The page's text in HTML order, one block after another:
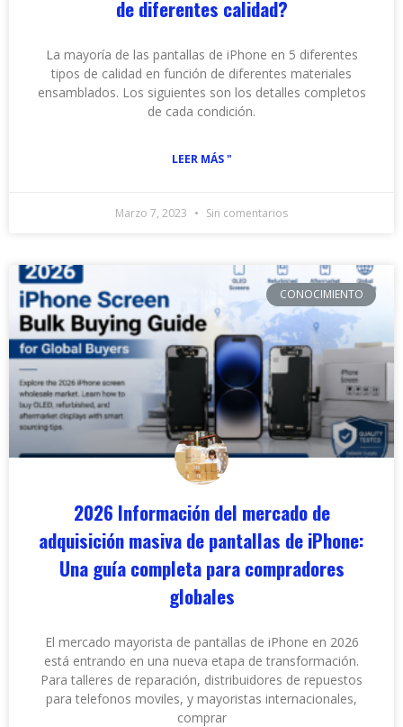
de diferentes calidad?
La mayoría de las pantallas de iPhone en 5 diferentes
tipos de calidad en función de diferentes materiales
ensamblados. Los siguientes son los detalles completos
de cada condición.
LEER MÁS "
Marzo 7, 2023 Sin comentarios
CONOCIMIENTO
2026 Información del mercado de
adquisición masiva de pantallas de iPhone:
Una guía completa para compradores
globales
El mercado mayorista de pantallas de iPhone en 2026
está entrando en una nueva etapa de transformación.
Para talleres de reparación, distribuidores de repuestos
para telefonos moviles, y mayoristas internacionales,
comprar